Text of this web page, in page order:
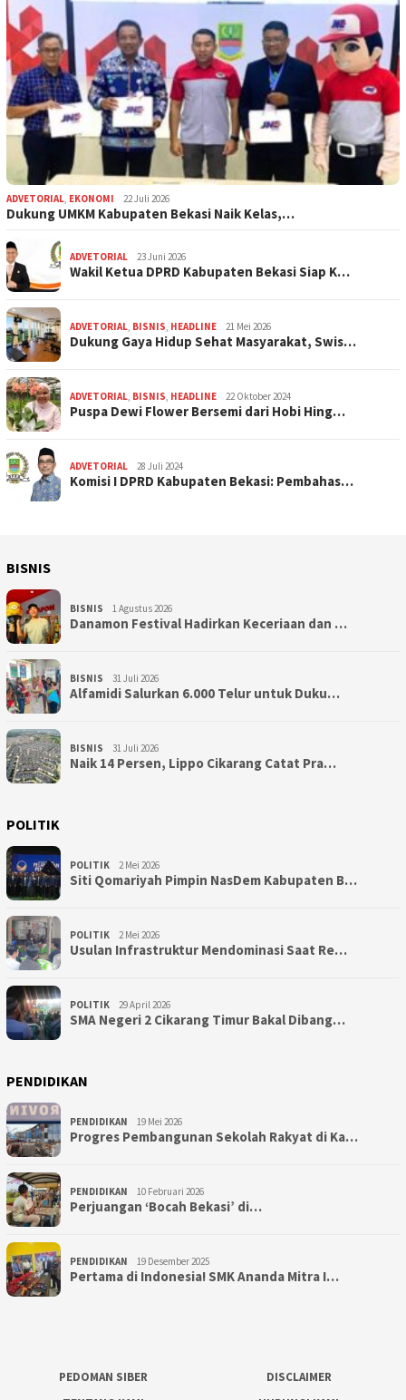
ADVETORIAL EKONOMI 22 Juli 2026
Dukung UMKM Kabupaten Bekasi Naik Kelas,…
ADVETORIAL 23 Juni 2026
Wakil Ketua DPRD Kabupaten Bekasi Siap K…
ADVETORIAL BISNIS HEADLINE 21 Mei 2026
Dukung Gaya Hidup Sehat Masyarakat, Swis…
ADVETORIAL BISNIS HEADLINE 22 Oktober 2024
Puspa Dewi Flower Bersemi dari Hobi Hing…
ADVETORIAL 28 Juli 2024
Komisi I DPRD Kabupaten Bekasi: Pembahas…
BISNIS
BISNIS 1 Agustus 2026
Danamon Festival Hadirkan Keceriaan dan …
BISNIS 31 Juli 2026
Alfamidi Salurkan 6.000 Telur untuk Duku…
BISNIS 31 Juli 2026
Naik 14 Persen, Lippo Cikarang Catat Pra…
POLITIK
POLITIK 2 Mei 2026
Siti Qomariyah Pimpin NasDem Kabupaten B…
POLITIK 2 Mei 2026
Usulan Infrastruktur Mendominasi Saat Re…
POLITIK 29 April 2026
SMA Negeri 2 Cikarang Timur Bakal Dibang…
PENDIDIKAN
PENDIDIKAN 19 Mei 2026
Progres Pembangunan Sekolah Rakyat di Ka…
PENDIDIKAN 10 Februari 2026
Perjuangan ‘Bocah Bekasi’ di…
PENDIDIKAN 19 Desember 2025
Pertama di Indonesia! SMK Ananda Mitra I…
PEDOMAN SIBER
DISCLAIMER